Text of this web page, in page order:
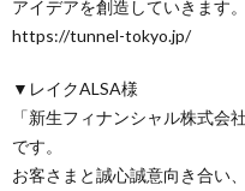
アイデアを創造していきます。
https://tunnel-tokyo.jp/
▼レイクALSA様
「新生フィナンシャル株式会
です。
お客さまと誠心誠意向き合い